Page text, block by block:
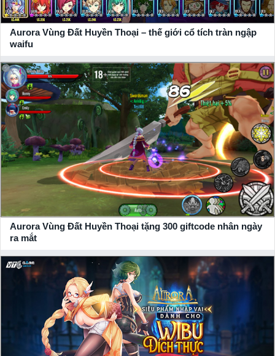
Trong cuộc phiêu lưu này, bạn sẽ phát hiện những sự kiện kinh
thiên động địa mới bao gồm 7 tinh thể ánh sáng có khả năng
cứu thế giới và vận mệnh thực sự đang chờ đợi Aurora. Ngoài
mặt quen thuộc khác như cô bé quàng khăn đỏ, Alice,
Rapunzel. Cùng nhau, bạn có thể tạo lập nên một đội hình của
riêng mình để giải cứu thế giới.
X
Với dàn nhân vật đông đảo lên đến 45 nhân vật chia thành 2
phe Trắng và Đen, bạn sẽ có cơ hội thử qua rất nhiều kiểu đội
hình khác nhau từ trợ công đến phòng thủ, hay cứu trợ …. Và
vượt qua các màn chơi khác nhau được định sẵn. Trong quá
trình chơi bạn có thể dễ dàng điều khiển nhân vật của mình
theo trường phái ARPG quen thuộc để thoải mái xả chiêu thức
Aurora Vùng Đất Huyền Thoại – thế giới cổ tích tràn ngập
waifu
Aurora Vùng Đất Huyền Thoại tặng 300 giftcode nhân ngày
ra mắt